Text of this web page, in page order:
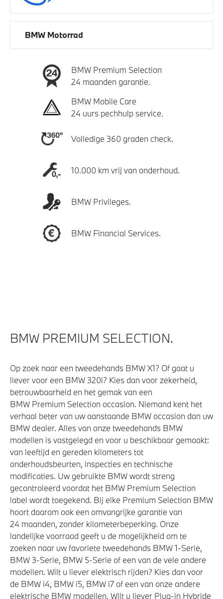
BMW Motorrad
BMW Premium Selection
24 maanden garantie.
BMW Mobile Care
24 uurs pechhulp service.
Volledige 360 graden check.
10.000 km vrij van onderhoud.
BMW Privileges.
BMW Financial Services.
BMW PREMIUM SELECTION.
Op zoek naar een tweedehands BMW X1? Of gaat u
liever voor een BMW 320i? Kies dan voor zekerheid,
betrouwbaarheid en het gemak van een
BMW Premium Selection occasion. Niemand kent het
verhaal beter van uw aanstaande BMW occasion dan uw
BMW dealer. Alles van onze tweedehands BMW
modellen is vastgelegd en voor u beschikbaar gemaakt:
van leeftijd en gereden kilometers tot
onderhoudsbeurten, inspecties en technische
modificaties. Uw gebruikte BMW wordt streng
gecontroleerd voordat het BMW Premium Selection
label wordt toegekend. Bij elke Premium Selection BMW
hoort daarom ook een omvangrijke garantie van
24 maanden, zonder kilometerbeperking. Onze
landelijke voorraad geeft u de mogelijkheid om te
zoeken naar uw favoriete tweedehands BMW 1-Serie,
BMW 3-Serie, BMW 5-Serie of een van de vele andere
modellen. Wilt u liever elektrisch rijden? Kies dan voor
de BMW i4, BMW i5, BMW i7 of een van onze andere
elektrische BMW modellen. Wilt u liever Plug-in Hybride